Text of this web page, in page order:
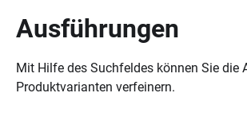
Ausführungen
Mit Hilfe des Suchfeldes können Sie die
Produktvarianten verfeinern.